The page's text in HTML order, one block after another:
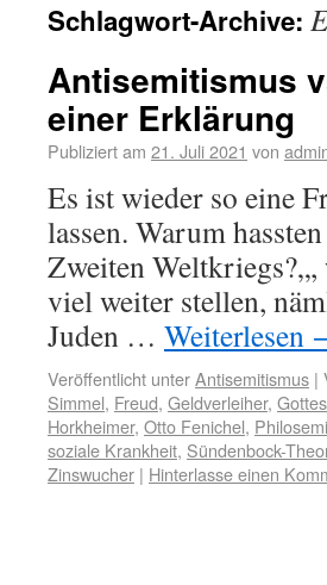
Schlagwort-Archive:
Antisemitismus
einer Erklärung
Publiziert am 21. Juli 2021 von
Es ist wieder so eine
lassen. Warum
Zweiten
viel weiter stellen,
Juden … Weiterlesen
Veröffentlicht unterAntisemitismus |
Simmel, Freud, Geldverleiher,
Horkheimer, Otto Fenichel,
soziale Krankheit, Sündenbock-
Zinswucher | Hinterlasse einen